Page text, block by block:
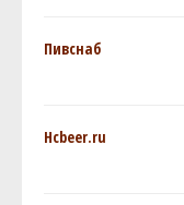
Пивснаб
Hcbeer.ru